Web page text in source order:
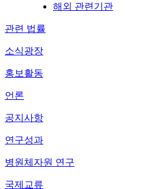
해외 관련기관
관련 법률
소식광장
홍보활동
언론
공지사항
연구성과
병원체자원 연구
국제교류